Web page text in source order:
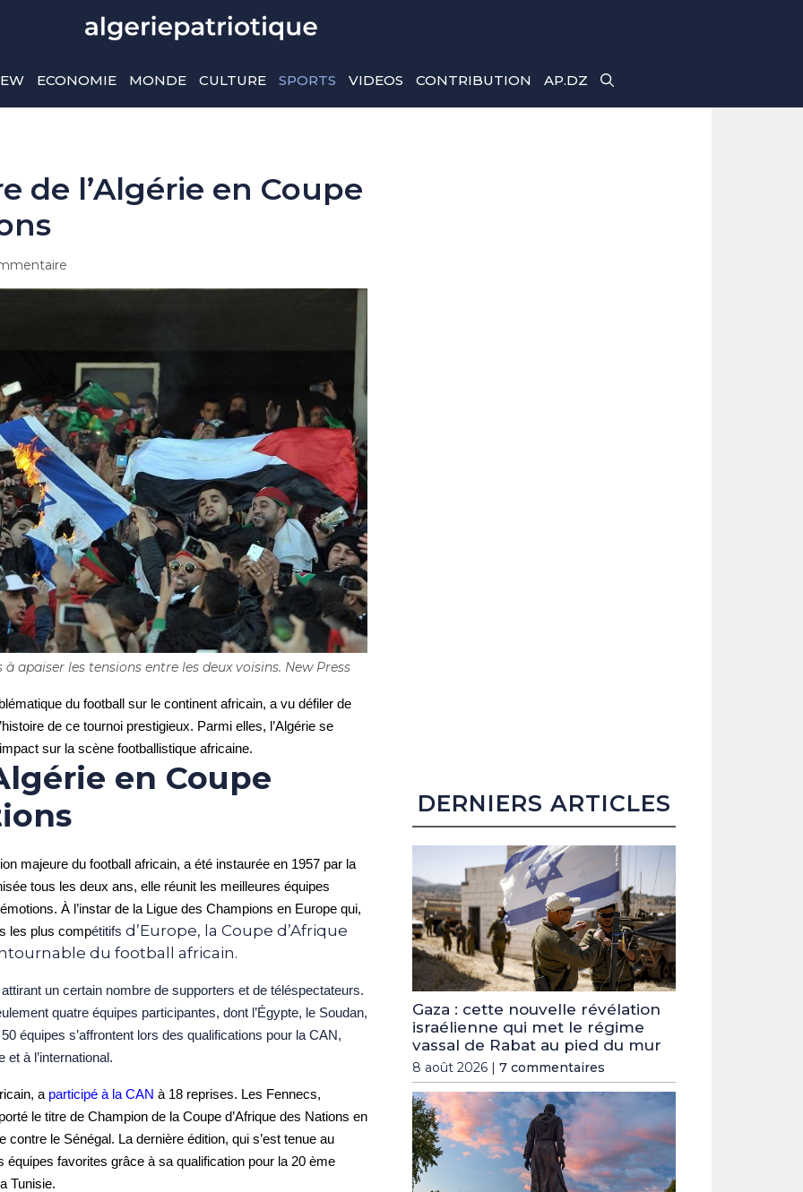
ECONOMIE MONDE CULTURE SPORTS VIDEOS CONTRIBUTION AP.DZ
de l’Algérie en Coupe
apaiser les tensions entre les deux voisins. New Press
du football sur le continent africain, a vu défiler de
de ce tournoi prestigieux. Parmi elles, l’Algérie se
sur la scène footballistique africaine.
en Coupe
majeure du football africain, a été instaurée en 1957 par la
tous les deux ans, elle réunit les meilleures équipes
À l’instar de la Ligue des Champions en Europe qui,
les plus compétitifs d’Europe, la Coupe d’Afrique
du football africain.
un certain nombre de supporters et de téléspectateurs.
quatre équipes participantes, dont l’Égypte, le Soudan,
50 équipes s’affrontent lors des qualifications pour la CAN,
à l’international.
a participé à la CAN à 18 reprises. Les Fennecs,
le titre de Champion de la Coupe d’Afrique des Nations en
contre le Sénégal. La dernière édition, qui s’est tenue au
équipes favorites grâce à sa qualification pour la 20 ème
Tunisie.
DERNIERS ARTICLES
Gaza : cette nouvelle révélation
israélienne qui met le régime
vassal de Rabat au pied du mur
8 août 2026 | 7 commentaires